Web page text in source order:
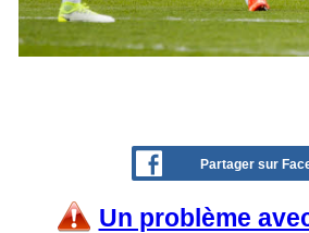
Partager sur
Un problème